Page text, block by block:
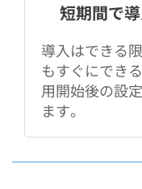
短期間で
導入はできる
もすぐにでき
用開始後の設
ます。